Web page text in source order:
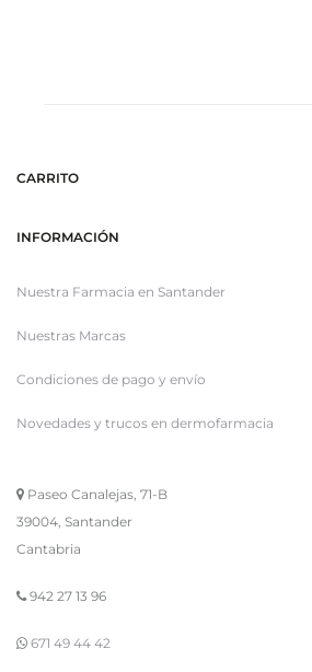
CARRITO
INFORMACIÓN
Nuestra Farmacia en Santander
Nuestras Marcas
Condiciones de pago y envío
Novedades y trucos en dermofarmacia
Paseo Canalejas, 71-B
39004, Santander
Cantabria
942 27 13 96
671 49 44 42